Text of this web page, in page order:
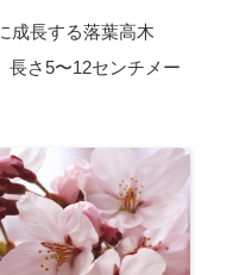
成長する落葉高木
長さ5〜12センチメー